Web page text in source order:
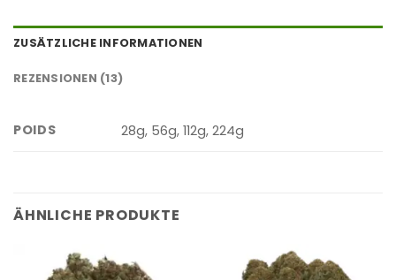
ZUSÄTZLICHE INFORMATIONEN
REZENSIONEN (13)
POIDS 28g, 56g, 112g, 224g
ÄHNLICHE PRODUKTE